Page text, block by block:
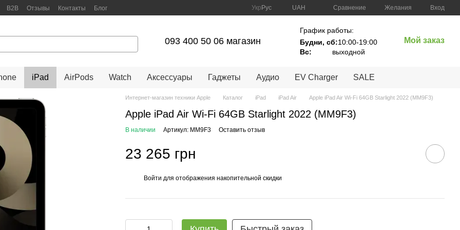
B2B Отзывы Контакты
Блог
Укр Рус UAH Сравнение Желания Вход
093 400 50 06 магазин
График работы:
Будни, сб:10:00-19:00
Вc:
выходной
Мой заказ
iPad AirPods Watch Аксессуары Гаджеты Аудио EV Charger SALE
Интернет-магазин техники Apple Каталог iPad iPad Air Apple iPad Air Wi-Fi 64GB Starlight 2022 (MM9F3)
Apple iPad Air Wi-Fi 64GB Starlight 2022 (MM9F3)
В наличии Артикул: MM9F3 Оставить отзыв
23 265 грн
Войти для отображения накопительной скидки